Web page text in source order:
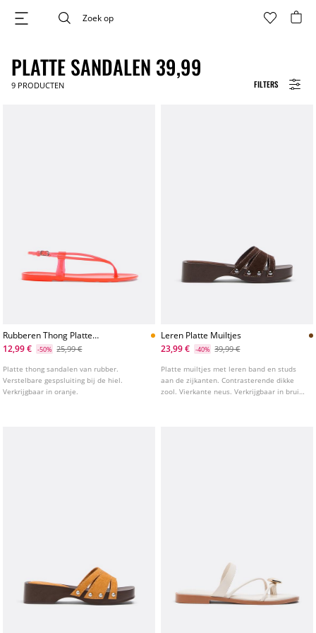
FILTERS
PLATTE SANDALEN 39,99
9 PRODUCTEN
Rubberen Thong Platte
Sandalen
12,99 € -50% 25,99 €
Platte thong sandalen van rubber.
Verstelbare gespsluiting bij de hiel.
Verkrijgbaar in oranje.
Leren Platte Muiltjes
23,99 €
-40% 39,99 €
Platte muiltjes met leren band en studs
aan de zijkanten. Contrasterende dikke
zool. Vierkante neus. Verkrijgbaar in bruin.